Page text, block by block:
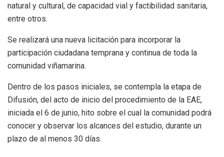
natural y cultural, de capacidad vial y factibilidad sanitaria,
entre otros.
Se realizará una nueva licitación para incorporar la
participación ciudadana temprana y continua de toda la
comunidad viñamarina.
Dentro de los pasos iniciales, se contempla la etapa de
Difusión, del acto de inicio del procedimiento de la EAE,
iniciada el 6 de junio, hito sobre el cual la comunidad podrá
conocer y observar los alcances del estudio, durante un
plazo de al menos 30 días.